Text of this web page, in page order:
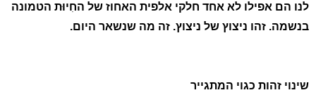
לנו הם אפילו לא אחד חלקי אלפית האחוז של החִיוּת הטמונה
בנשמה. זהו ניצוץ של ניצוץ. זה מה שנשאר היום.
שינוי זהות כגוי המתגייר